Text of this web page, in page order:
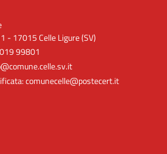
- 17015 Celle Ligure (SV)
99801
comunecelle@postecert.it